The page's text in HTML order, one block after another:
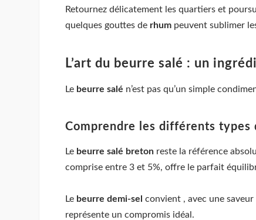
Retournez délicatement les quartiers et
quelques gouttes de rhum peuvent sublimer
L’art du beurre salé : un
Le beurre salé n’est pas qu’un simple
Comprendre les différents types
Le beurre salé breton reste la référence
comprise entre 3 et 5%, offre le parfait
Le beurre demi-sel convient , avec une
représente un compromis idéal.